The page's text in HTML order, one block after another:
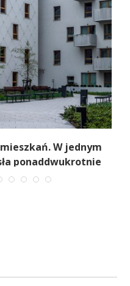
W jednym
ponaddwukrotnie